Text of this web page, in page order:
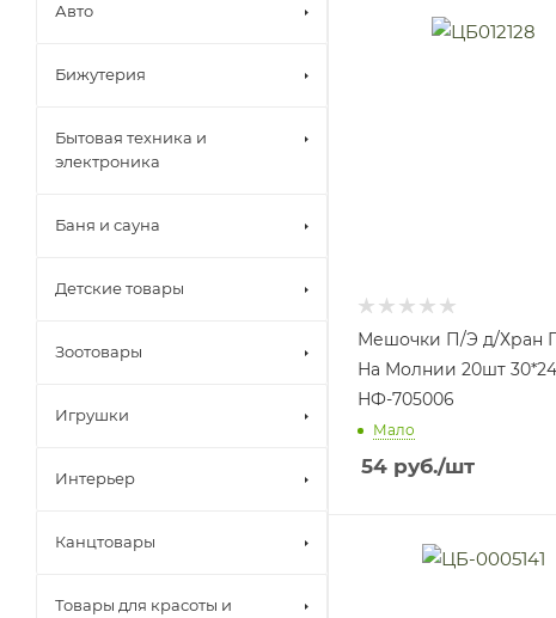
Мешочки П/Э д/Хран
На Молнии 20шт 30*24
НФ-705006
Мало
54 руб./шт
Авто
Бижутерия
Бытовая техника и
электроника
Баня и сауна
Детские товары
Зоотовары
Игрушки
Интерьер
Канцтовары
Товары для красоты и